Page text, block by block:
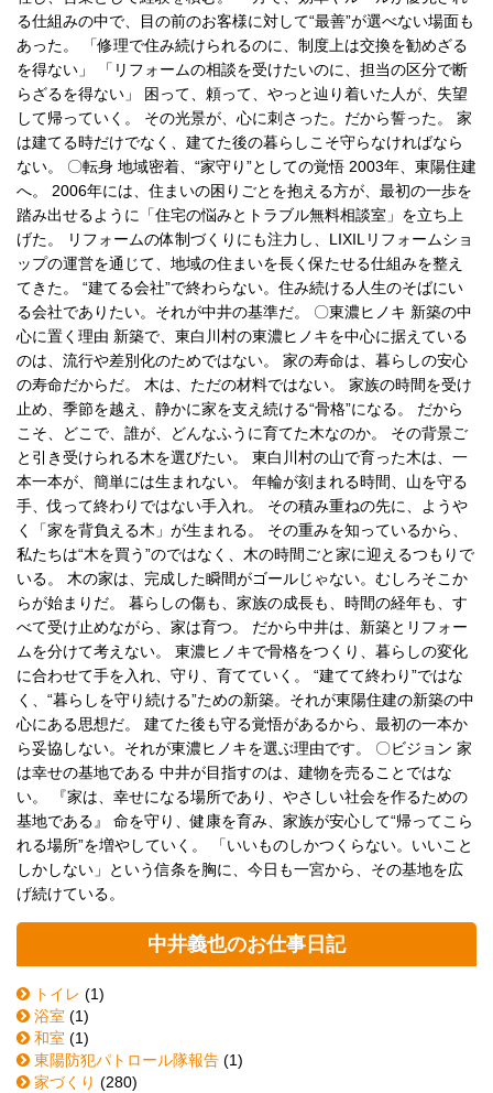
る仕組みの中で、目の前のお客様に対して“最善”が選べない場面も
あった。 「修理で住み続けられるのに、制度上は交換を勧めざる
を得ない」 「リフォームの相談を受けたいのに、担当の区分で断
らざるを得ない」 困って、頼って、やっと辿り着いた人が、失望
して帰っていく。 その光景が、心に刺さった。だから誓った。 家
は建てる時だけでなく、建てた後の暮らしこそ守らなければなら
ない。 〇転身 地域密着、“家守り”としての覚悟 2003年、東陽住建
へ。 2006年には、住まいの困りごとを抱える方が、最初の一歩を
踏み出せるように「住宅の悩みとトラブル無料相談室」を立ち上
げた。 リフォームの体制づくりにも注力し、LIXILリフォームショ
ップの運営を通じて、地域の住まいを長く保たせる仕組みを整え
てきた。 “建てる会社”で終わらない。住み続ける人生のそばにい
る会社でありたい。それが中井の基準だ。 〇東濃ヒノキ 新築の中
心に置く理由 新築で、東白川村の東濃ヒノキを中心に据えている
のは、流行や差別化のためではない。 家の寿命は、暮らしの安心
の寿命だからだ。 木は、ただの材料ではない。 家族の時間を受け
止め、季節を越え、静かに家を支え続ける“骨格”になる。 だから
こそ、どこで、誰が、どんなふうに育てた木なのか。 その背景ご
と引き受けられる木を選びたい。 東白川村の山で育った木は、一
本一本が、簡単には生まれない。 年輪が刻まれる時間、山を守る
手、伐って終わりではない手入れ。 その積み重ねの先に、ようや
く「家を背負える木」が生まれる。 その重みを知っているから、
私たちは“木を買う”のではなく、木の時間ごと家に迎えるつもりで
いる。 木の家は、完成した瞬間がゴールじゃない。むしろそこか
らが始まりだ。 暮らしの傷も、家族の成長も、時間の経年も、す
べて受け止めながら、家は育つ。 だから中井は、新築とリフォー
ムを分けて考えない。 東濃ヒノキで骨格をつくり、暮らしの変化
に合わせて手を入れ、守り、育てていく。 “建てて終わり”ではな
く、“暮らしを守り続ける”ための新築。それが東陽住建の新築の中
心にある思想だ。 建てた後も守る覚悟があるから、最初の一本か
ら妥協しない。それが東濃ヒノキを選ぶ理由です。 〇ビジョン 家
は幸せの基地である 中井が目指すのは、建物を売ることではな
い。 『家は、幸せになる場所であり、やさしい社会を作るための
基地である』 命を守り、健康を育み、家族が安心して“帰ってこら
れる場所”を増やしていく。 「いいものしかつくらない。いいこと
しかしない」という信条を胸に、今日も一宮から、その基地を広
げ続けている。
中井義也のお仕事日記
トイレ (1)
浴室 (1)
和室 (1)
東陽防犯パトロール隊報告 (1)
家づくり (280)